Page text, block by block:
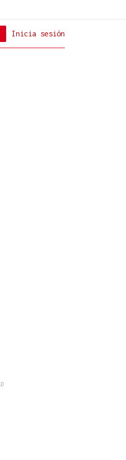
Inicia sesión